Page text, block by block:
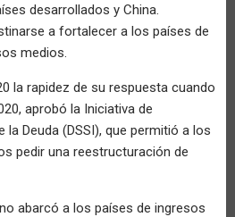
desarrollados y China.
a fortalecer a los países de
medios.
la rapidez de su respuesta cuando
aprobó la Iniciativa de
la Deuda (DSSI), que permitió a los
pedir una reestructuración de
abarcó a los países de ingresos